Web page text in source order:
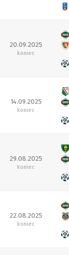
20.09.2025
koniec
14.09.2025
koniec
29.08.2025
koniec
22.08.2025
koniec